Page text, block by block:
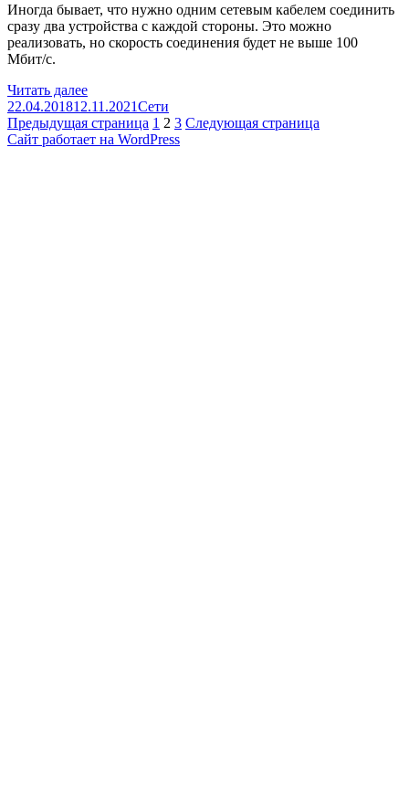
Иногда бывает, что нужно одним сетевым кабелем соединить
сразу два устройства с каждой стороны. Это можно
реализовать, но скорость соединения будет не выше 100
Мбит/c.
Читать далееРазделение
витой
пары
Опубликовано
22.04.201812.11.2021Рубрики
Сети
Навигация
по
Предыдущая страница Страница
1 Страница
2 Страница
3 Следующая страница
Сайт работает на WordPress